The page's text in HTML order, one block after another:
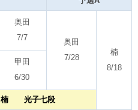
奥田
7/7
奥田
7/28
楠
8/18
甲田
6/30
楠 光子七段